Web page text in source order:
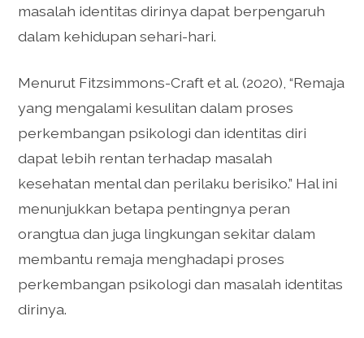
masalah identitas dirinya dapat berpengaruh
dalam kehidupan sehari-hari.
Menurut Fitzsimmons-Craft et al. (2020), “Remaja
yang mengalami kesulitan dalam proses
perkembangan psikologi dan identitas diri
dapat lebih rentan terhadap masalah
kesehatan mental dan perilaku berisiko.” Hal ini
menunjukkan betapa pentingnya peran
orangtua dan juga lingkungan sekitar dalam
membantu remaja menghadapi proses
perkembangan psikologi dan masalah identitas
dirinya.